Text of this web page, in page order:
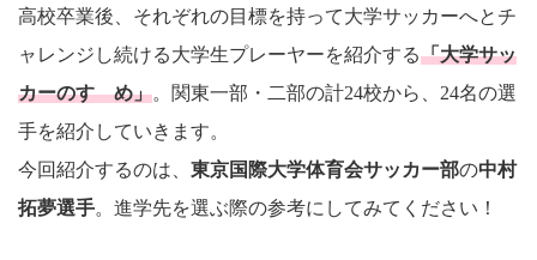
高校卒業後、それぞれの目標を持って大学サッカーへとチ
ャレンジし続ける大学生プレーヤーを紹介する「大学サッ
カーのすゝめ」。関東一部・二部の計24校から、24名の選
手を紹介していきます。
今回紹介するのは、 東京国際大学体育会サッカー部の中村
拓夢選手。進学先を選ぶ際の参考にしてみてください！